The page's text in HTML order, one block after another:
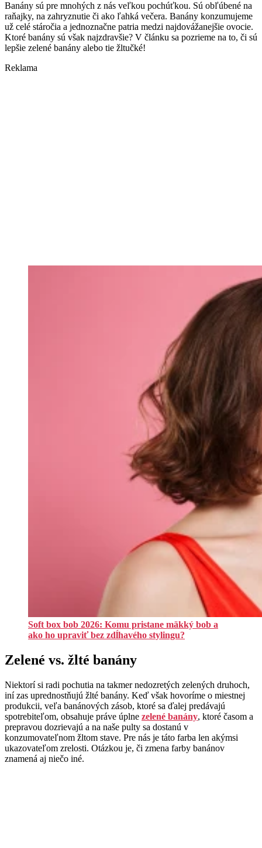
Banány sú pre mnohých z nás veľkou pochúťkou. Sú obľúbené na
raňajky, na zahryznutie či ako ľahká večera. Banány konzumujeme
už celé stáročia a jednoznačne patria medzi najdovážanejšie ovocie.
Ktoré banány sú však najzdravšie? V článku sa pozrieme na to, či sú
lepšie zelené banány alebo tie žltučké!
Reklama
Soft box bob 2026: Komu pristane mäkký bob a
ako ho upraviť bez zdĺhavého stylingu?
Zelené vs. žlté banány
Niektorí si radi pochutia na takmer nedozretých zelených druhoch,
iní zas uprednostňujú žlté banány. Keď však hovoríme o miestnej
produkcii, veľa banánových zásob, ktoré sa ďalej predávajú
spotrebiteľom, obsahuje práve úplne zelené banány, ktoré časom a
prepravou dozrievajú a na naše pulty sa dostanú v
konzumovateľnom žltom stave. Pre nás je táto farba len akýmsi
ukazovateľom zrelosti. Otázkou je, či zmena farby banánov
znamená aj niečo iné.